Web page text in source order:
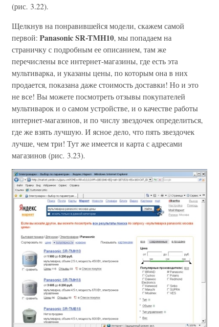
(рис. 3.22).
Щелкнув на понравившейся модели, скажем самой
первой: Panasonic SR-TMH10, мы попадаем на
страничку с подробным ее описанием, там же
перечислены все интернет-магазины, где есть эта
мультиварка, и указаны цены, по которым она в них
продается, показана даже стоимость доставки! Но и это
не все! Вы можете посмотреть отзывы покупателей
мультиварок и о самом устройстве, и о качестве работы
интернет-магазинов, и по числу звездочек определиться,
где же взять лучшую. И ясное дело, что пять звездочек
лучше, чем три! Тут же имеется и карта с адресами
магазинов (рис. 3.23).